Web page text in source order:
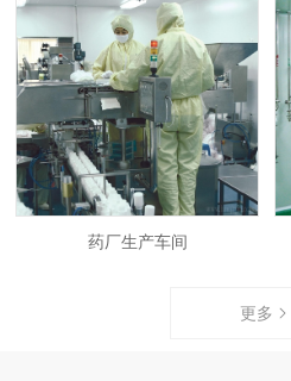
药厂生产车间
更多